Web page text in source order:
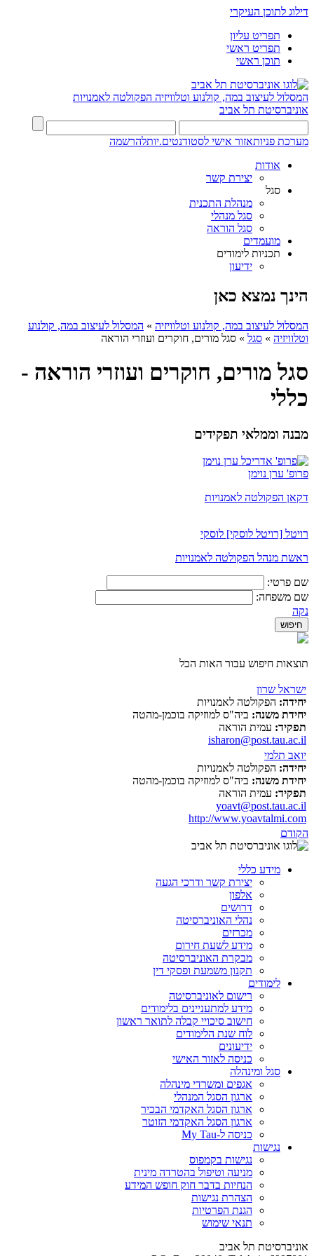
דילוג לתוכן העיקרי
תפריט עליון
תפריט ראשי
תוכן ראשי
המסלול לעיצוב במה, קולנוע וטלוויזיה הפקולטה לאמנויות
אוניברסיטת תל אביב
מערכת פניותאזור אישי לסטודנטים.יותלהרשמה
אודות
יצירת קשר
סגל
מנהלת התכנית
סגל מנהלי
סגל הוראה
מועמדים
תכניות לימודים
ידיעון
הינך נמצא כאן
המסלול לעיצוב במה, קולנוע וטלוויזיה » המסלול לעיצוב במה, קולנוע
וטלוויזיה » סגל » סגל מורים, חוקרים ועוזרי הוראה
סגל מורים, חוקרים ועוזרי הוראה -
כללי
מבנה וממלאי תפקידים
פרופ' ערן נוימן
דקאן הפקולטה לאמנויות
רויטל [רויטל לוסקי] לוסקי
ראשת מנהל הפקולטה לאמנויות
שם פרטי:
שם משפחה:
נקה
תוצאות חיפוש עבור האות הכל
ישראל שרון
יחידה: הפקולטה לאמנויות
יחידת משנה: ביה"ס למוזיקה בוכמן-מהטה
תפקיד: עמית הוראה
isharon@post.tau.ac.il
יואב תלמי
יחידה: הפקולטה לאמנויות
יחידת משנה: ביה"ס למוזיקה בוכמן-מהטה
תפקיד: עמית הוראה
yoavt@post.tau.ac.il
http://www.yoavtalmi.com
הקודם
מידע כללי
יצירת קשר ודרכי הגעה
אלפון
דרושים
נהלי האוניברסיטה
מכרזים
מידע לשעת חירום
מבקרת האוניברסיטה
תקנון משמעת ופסקי דין
לימודים
רישום לאוניברסיטה
מידע למתעניינים בלימודים
חישוב סיכויי קבלה לתואר ראשון
לוח שנת הלימודים
ידיעונים
כניסה לאזור האישי
סגל ומינהלה
אגפים ומשרדי מינהלה
ארגון הסגל המנהלי
ארגון הסגל האקדמי הבכיר
ארגון הסגל האקדמי הזוטר
כניסה ל-My Tau
נגישות
נגישות בקמפוס
מניעה וטיפול בהטרדה מינית
הנחיות בדבר חוק חופש המידע
הצהרת נגישות
הגנת הפרטיות
תנאי שימוש
אוניברסיטת תל אביב